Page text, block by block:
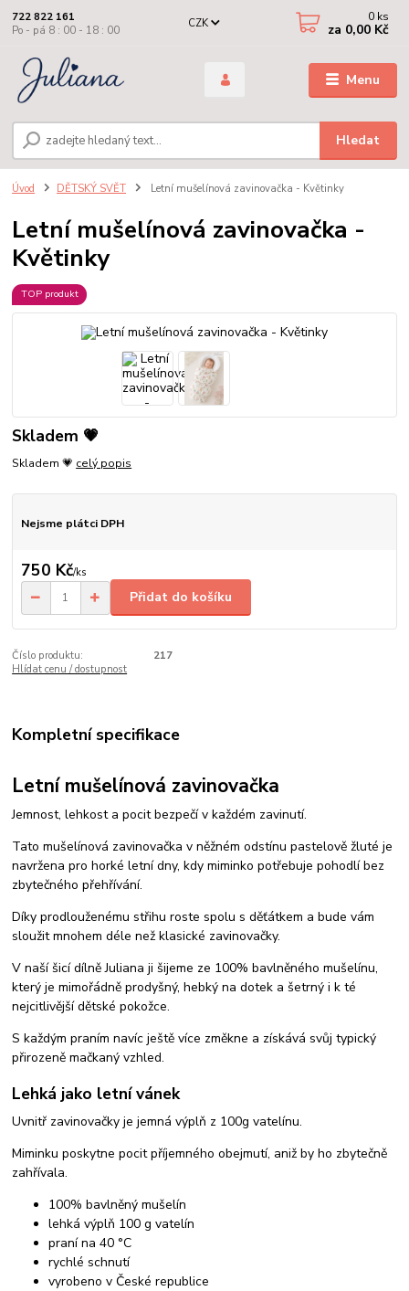
Menu
CZK
Hledat
722 822 161
Po - pá 8 : 00 - 18 : 00
0 ks
za 0,00 Kč
Úvod DĚTSKÝ SVĚT Letní mušelínová zavinovačka - Květinky
Letní mušelínová zavinovačka -
Květinky
TOP produkt
Skladem 💗
Skladem 💗 celý popis
Nejsme plátci DPH
750 Kč/ks
Přidat do košíku
Číslo produktu:
217
Hlídat cenu / dostupnost
Kompletní specifikace
Letní mušelínová zavinovačka
Jemnost, lehkost a pocit bezpečí v každém zavinutí.
Tato mušelínová zavinovačka v něžném odstínu pastelově žluté je
navržena pro horké letní dny, kdy miminko potřebuje pohodlí bez
zbytečného přehřívání.
Díky prodlouženému střihu roste spolu s děťátkem a bude vám
sloužit mnohem déle než klasické zavinovačky.
V naší šicí dílně Juliana ji šijeme ze 100% bavlněného mušelínu,
který je mimořádně prodyšný, hebký na dotek a šetrný i k té
nejcitlivější dětské pokožce.
S každým praním navíc ještě více změkne a získává svůj typický
přirozeně mačkaný vzhled.
Lehká jako letní vánek
Uvnitř zavinovačky je jemná výplň z 100g vatelínu.
Miminku poskytne pocit příjemného obejmutí, aniž by ho zbytečně
zahřívala.
100% bavlněný mušelín
lehká výplň 100 g vatelín
praní na 40 °C
rychlé schnutí
vyrobeno v České republice